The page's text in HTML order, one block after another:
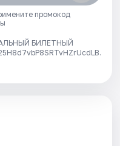
промокод
БИЛЕТНЫЙ